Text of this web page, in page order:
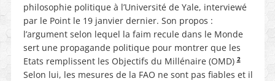
philosophie politique à l’Université de Yale, interviewé
par le Point le 19 janvier dernier. Son propos :
l’argument selon lequel la faim recule dans le Monde
sert une propagande politique pour montrer que les
Etats remplissent les Objectifs du Millénaire (OMD)2
Selon lui, les mesures de la FAO ne sont pas fiables et il